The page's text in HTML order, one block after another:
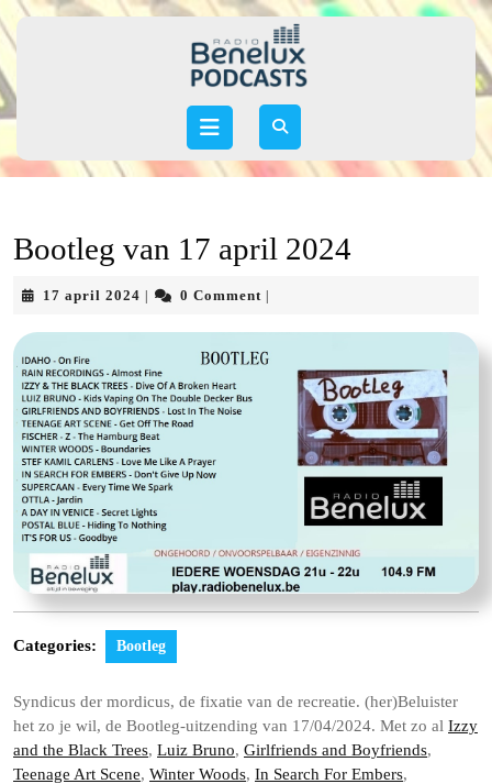
Skip
to
Open
Bootleg van 17 april 2024
17 april 2024 17
2024
0 Comment
Categories: Bootleg
Syndicus der mordicus, de fixatie van de recreatie. (her)Beluister
het zo je wil, de Bootleg-uitzending van 17/04/2024. Met zo al Izzy
and the Black Trees, Luiz Bruno, Girlfriends and Boyfriends,
Teenage Art Scene, Winter Woods, In Search For Embers,